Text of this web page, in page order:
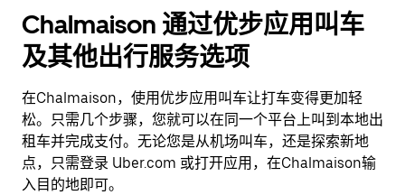
Chalmaison 通过优步应用叫车
及其他出行服务选项
在Chalmaison，使用优步应用叫车让打车变得更加轻
松。只需几个步骤，您就可以在同一个平台上叫到本地出
租车并完成支付。无论您是从机场叫车，还是探索新地
点，只需登录 Uber.com 或打开应用，在Chalmaison输
入目的地即可。